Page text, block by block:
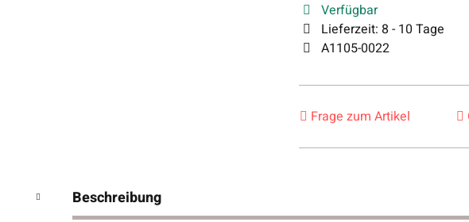
Verfügbar
Lieferzeit: 8 - 10 Tage
A1105-0022
Frage zum Artikel
Beschreibung